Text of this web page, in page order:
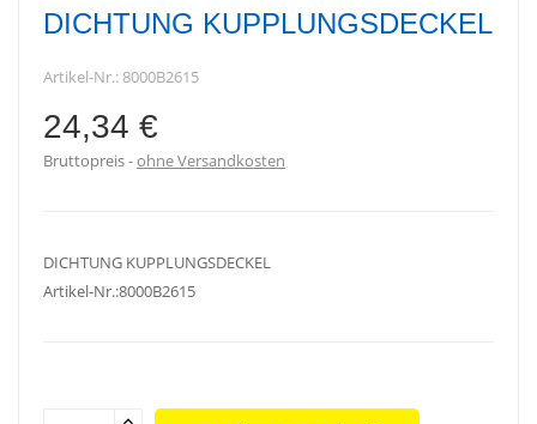
DICHTUNG KUPPLUNGSDECKEL
Artikel-Nr.:8000B2615
24,34 €
Bruttopreis ohne Versandkosten
DICHTUNG KUPPLUNGSDECKEL
Artikel-Nr.:8000B2615